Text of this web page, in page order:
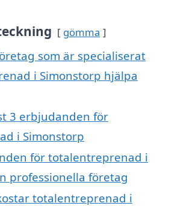
gömma
som är specialiserat
i Simonstorp hjälpa
3 erbjudanden för
i Simonstorp
för totalentreprenad i
professionella företag
totalentreprenad i